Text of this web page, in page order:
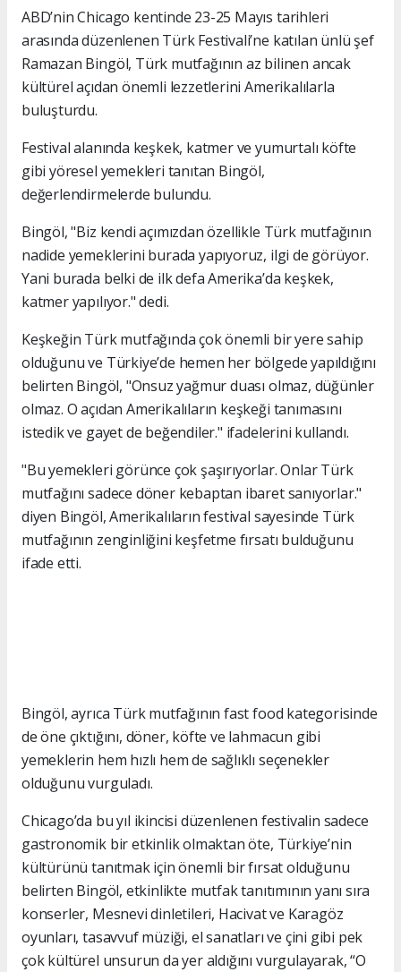
ABD’nin Chicago kentinde 23-25 Mayıs tarihleri
arasında düzenlenen Türk Festivali’ne katılan ünlü şef
Ramazan Bingöl, Türk mutfağının az bilinen ancak
kültürel açıdan önemli lezzetlerini Amerikalılarla
buluşturdu.
Festival alanında keşkek, katmer ve yumurtalı köfte
gibi yöresel yemekleri tanıtan Bingöl,
değerlendirmelerde bulundu.
Bingöl, "Biz kendi açımızdan özellikle Türk mutfağının
nadide yemeklerini burada yapıyoruz, ilgi de görüyor.
Yani burada belki de ilk defa Amerika’da keşkek,
katmer yapılıyor." dedi.
Keşkeğin Türk mutfağında çok önemli bir yere sahip
olduğunu ve Türkiye’de hemen her bölgede yapıldığını
belirten Bingöl, "Onsuz yağmur duası olmaz, düğünler
olmaz. O açıdan Amerikalıların keşkeği tanımasını
istedik ve gayet de beğendiler." ifadelerini kullandı.
"Bu yemekleri görünce çok şaşırıyorlar. Onlar Türk
mutfağını sadece döner kebaptan ibaret sanıyorlar."
diyen Bingöl, Amerikalıların festival sayesinde Türk
mutfağının zenginliğini keşfetme fırsatı bulduğunu
ifade etti.
Bingöl, ayrıca Türk mutfağının fast food kategorisinde
de öne çıktığını, döner, köfte ve lahmacun gibi
yemeklerin hem hızlı hem de sağlıklı seçenekler
olduğunu vurguladı.
Chicago’da bu yıl ikincisi düzenlenen festivalin sadece
gastronomik bir etkinlik olmaktan öte, Türkiye’nin
kültürünü tanıtmak için önemli bir fırsat olduğunu
belirten Bingöl, etkinlikte mutfak tanıtımının yanı sıra
konserler, Mesnevi dinletileri, Hacivat ve Karagöz
oyunları, tasavvuf müziği, el sanatları ve çini gibi pek
çok kültürel unsurun da yer aldığını vurgulayarak, “O